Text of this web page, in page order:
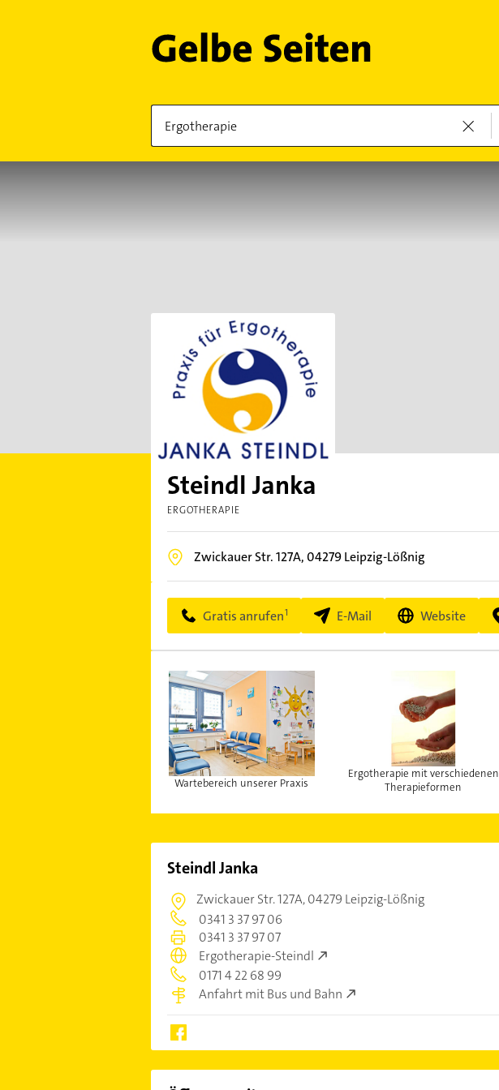
Steindl Janka
ERGOTHERAPIE
Zwickauer Str. 127A,04279Leipzig-Lößnig
Gratis anrufen E-Mail Website
Wartebereich unserer Praxis
Ergotherapie mit verschiedenen
Therapieformen
Steindl Janka
Zwickauer Str. 127A,04279 Leipzig-Lößnig
0341 3 37 97 06
0341 3 37 97 07
Ergotherapie-Steindl
0171 4 22 68 99
Anfahrt mit Bus und Bahn